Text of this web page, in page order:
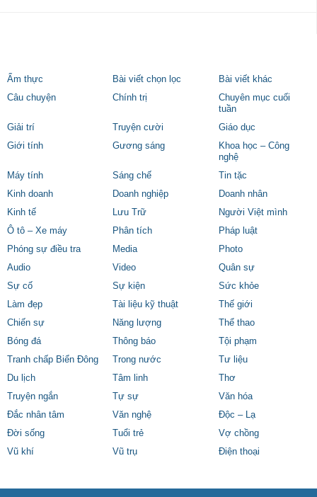
Ẩm thực Bài viết chọn lọc
Bài viết khác
Câu chuyện
Chính trị
Chuyên mục cuối
tuần
Giải trí
Truyện cười
Giáo dục
Giới tính
Gương sáng
Khoa học – Công
nghệ
Máy tính
Sáng chế
Tin tặc
Kinh doanh
Doanh nghiệp
Doanh nhân
Kinh tế
Lưu Trữ
Người Việt mình
Ô tô – Xe máy
Phân tích
Pháp luật
Phóng sự điều tra
Media
Photo
Audio
Video
Quân sự
Sự cố
Sự kiện
Sức khỏe
Làm đẹp
Tài liệu kỹ thuật
Thế giới
Chiến sự
Năng lượng
Thể thao
Bóng đá
Thông báo
Tội phạm
Tranh chấp Biển Đông
Trong nước
Tư liệu
Du lịch
Tâm linh
Thơ
Truyện ngắn
Tự sự
Văn hóa
Đắc nhân tâm
Văn nghệ
Độc – Lạ
Đời sống
Tuổi trẻ
Vợ chồng
Vũ khí
Vũ trụ Điện thoại